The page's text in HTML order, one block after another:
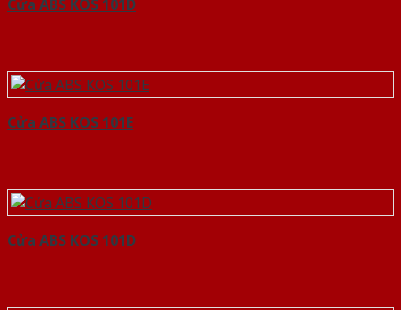
Cửa ABS KOS 101D
Cửa ABS KOS 101E
Cửa ABS KOS 101D